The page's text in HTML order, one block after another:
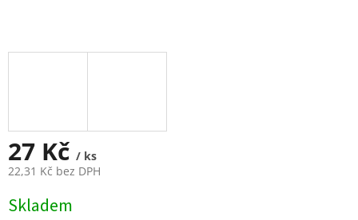
27 Kč / ks
22,31 Kč bez DPH
cena:
Skladem